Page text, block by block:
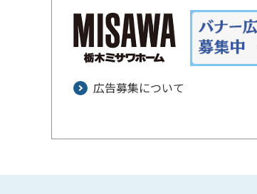
広告募集について